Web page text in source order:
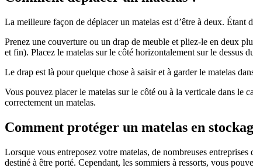
La meilleure façon de déplacer un matelas est d’être à deux.
Prenez une couverture ou un drap de meuble et pliez-le en deux
et fin). Placez le matelas sur le côté horizontalement sur le dessus
Le drap est là pour quelque chose à saisir et à garder le matelas
Vous pouvez placer le matelas sur le côté ou à la verticale dans le
correctement un matelas.
Comment protéger un matelas en
Lorsque vous entreposez votre matelas, de nombreuses
destiné à être porté. Cependant, les sommiers à ressorts, vous